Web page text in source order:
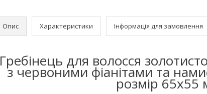
Опис Характеристики Інформація для замовлення
Гребінець для волосся
з червоними фіанітами та
розмір 65х55